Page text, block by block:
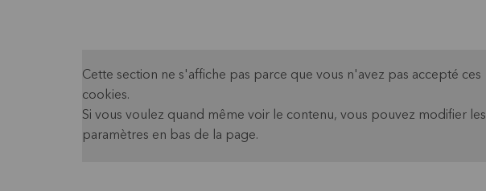
Cette section ne s'affiche pas parce que vous n'avez pas accepté ces
cookies.
Si vous voulez quand même voir le contenu, vous pouvez modifier les
paramètres en bas de la page.